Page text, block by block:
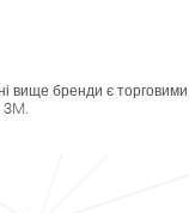
вище бренди є торговими
3M.